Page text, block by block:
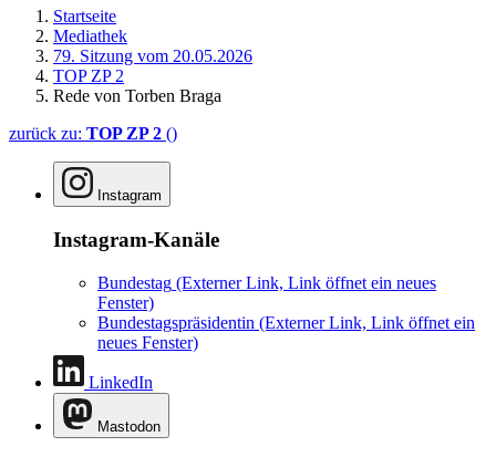
Startseite
Mediathek
79. Sitzung vom 20.05.2026
TOP ZP 2
Rede von Torben Braga
zurück zu: TOP ZP 2 ()
Instagram
Instagram-Kanäle
Bundestag (Externer Link, Link öffnet ein neues
Fenster)
Bundestagspräsidentin (Externer Link, Link öffnet ein
neues Fenster)
LinkedIn
Mastodon